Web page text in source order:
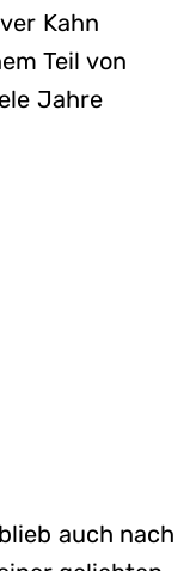
Kahn
Teil von
Jahre
auch nach